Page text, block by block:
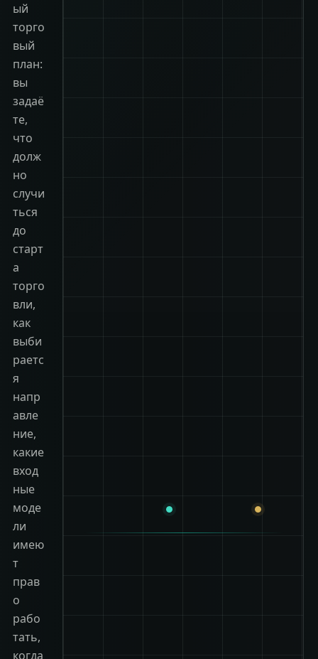
ый
торго
вый
план:
вы
задаё
те,
что
долж
но
случи
ться
до
старт
а
торго
вли,
как
выби
раетс
я
напр
авле
ние,
какие
вход
ные
моде
ли
имею
т
прав
о
рабо
тать,
когда